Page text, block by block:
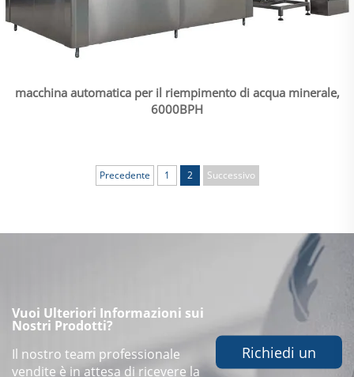
macchina automatica per il riempimento di acqua minerale,
6000BPH
Precedente 1 2 Successivo
Vuoi Ulteriori Informazioni sui
Nostri Prodotti?
Il nostro team professionale
vendite è in attesa di ricevere la
Richiedi un